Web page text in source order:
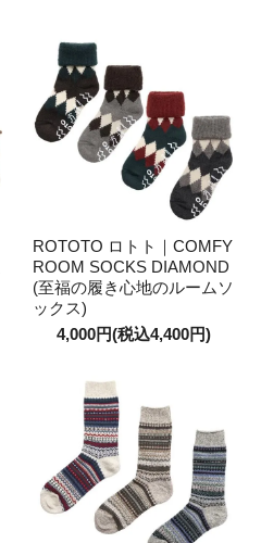
ROTOTO ロトト｜COMFY
ROOM SOCKS DIAMOND
(至福の履き心地のルームソ
ックス)
4,000円(税込4,400円)